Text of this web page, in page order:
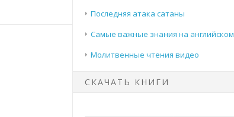
Последняя атака сатаны
Самые важные знания на английском
Молитвенные чтения видео
СКАЧАТЬ КНИГИ